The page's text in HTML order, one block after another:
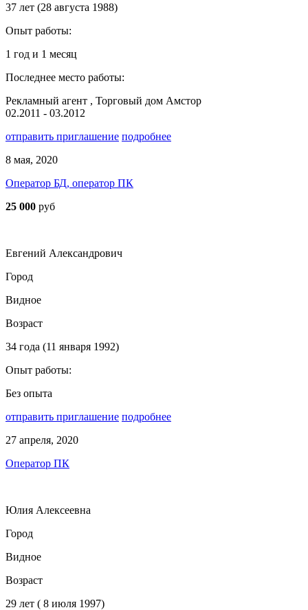
37 лет (28 августа 1988)
Опыт работы:
1 год и 1 месяц
Последнее место работы:
Рекламный агент , Торговый дом Амстор
02.2011 - 03.2012
отправить приглашение подробнее
8 мая, 2020
Оператор БД, оператор ПК
25 000 руб
Евгений Александрович
Город
Видное
Возраст
34 года (11 января 1992)
Опыт работы:
Без опыта
отправить приглашение подробнее
27 апреля, 2020
Оператор ПК
Юлия Алексеевна
Город
Видное
Возраст
29 лет ( 8 июля 1997)